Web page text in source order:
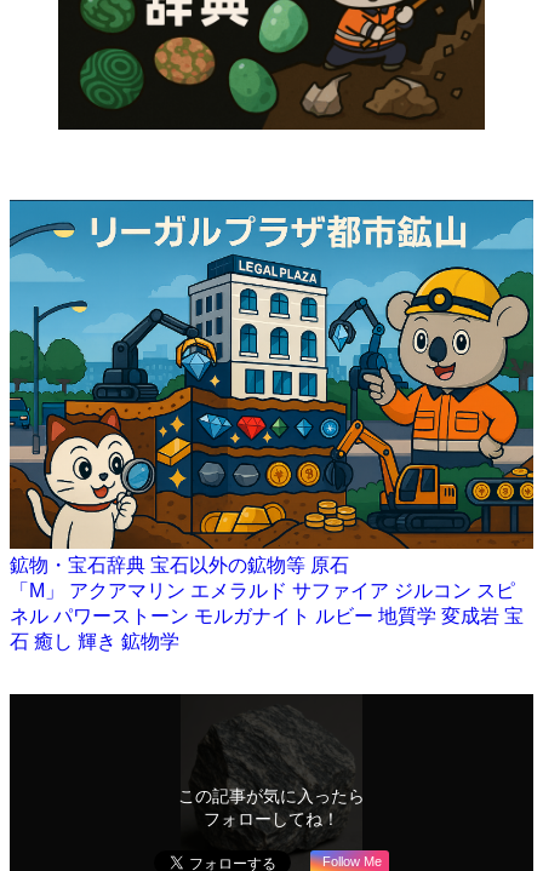
鉱物・宝石辞典 宝石以外の鉱物等 原石
「M」 アクアマリン エメラルド サファイア ジルコン スピ
ネル パワーストーン モルガナイト ルビー 地質学 変成岩 宝
石 癒し 輝き 鉱物学
この記事が気に入ったら
フォローしてね！
Follow Me